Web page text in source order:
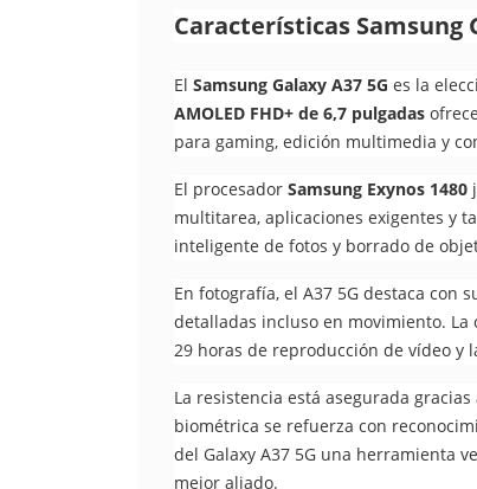
Características Samsung
El Samsung Galaxy A37 5G es la
AMOLED FHD+ de 6,7 pulgadas
para gaming, edición multimedia y
El procesador Samsung Exynos 1480
multitarea, aplicaciones exigentes y
inteligente de fotos y borrado de
En fotografía, el A37 5G destaca con
detalladas incluso en movimiento.
29 horas de reproducción de vídeo y
La resistencia está asegurada gracias
biométrica se refuerza con
del Galaxy A37 5G una herramienta
mejor aliado.